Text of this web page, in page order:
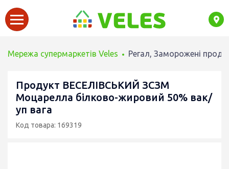
Мережа супермаркетів Veles Регал, Заморожені
Продукт ВЕСЕЛІВСЬКИЙ ЗСЗМ
Моцарелла білково-жировий 50% вак/
уп вага
Код товара: 169319